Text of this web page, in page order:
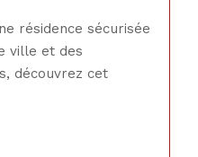
résidence sécurisée
ville et des
découvrez cet